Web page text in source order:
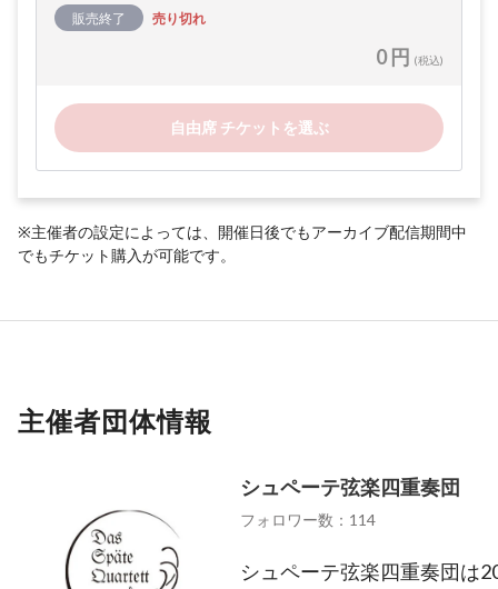
販売終了 売り切れ
0 円 (税込)
自由席 チケットを選ぶ
※主催者の設定によっては、開催日後でもアーカイブ配信期間中
でもチケット購入が可能です。
主催者団体情報
シュペーテ弦楽四重奏団
フォロワー数：114
シュペーテ弦楽四重奏団は